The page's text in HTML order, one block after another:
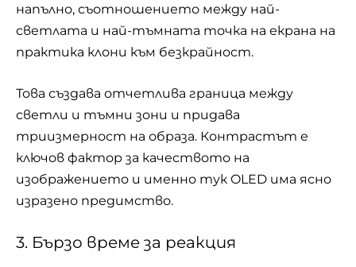
напълно, съотношението между най-
светлата и най-тъмната точка на екрана на
практика клони към безкрайност.
Това създава отчетлива граница между
светли и тъмни зони и придава
триизмерност на образа. Контрастът е
ключов фактор за качеството на
изображението и именно тук OLED има ясно
изразено предимство.
3. Бързо време за реакция